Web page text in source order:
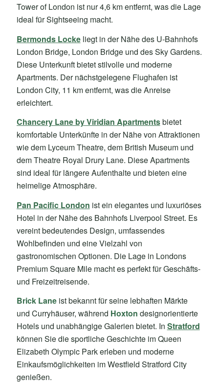
Tower of London ist nur 4,6 km entfernt, was die Lage
ideal für Sightseeing macht.
Bermonds Lockeliegt in der Nähe des U-Bahnhofs
London Bridge, London Bridge und des Sky Gardens.
Diese Unterkunft bietet stilvolle und moderne
Apartments. Der nächstgelegene Flughafen ist
London City, 11 km entfernt, was die Anreise
erleichtert.
Chancery Lane by Viridian Apartmentsbietet
komfortable Unterkünfte in der Nähe von Attraktionen
wie dem Lyceum Theatre, dem British Museum und
dem Theatre Royal Drury Lane. Diese Apartments
sind ideal für längere Aufenthalte und bieten eine
heimelige Atmosphäre.
Pan Pacific London ist ein elegantes und luxuriöses
Hotel in der Nähe des Bahnhofs Liverpool Street. Es
vereint bedeutendes Design, umfassendes
Wohlbefinden und eine Vielzahl von
gastronomischen Optionen. Die Lage in Londons
Premium Square Mile macht es perfekt für Geschäfts-
und Freizeitreisende.
Brick Laneist bekannt für seine lebhaften Märkte
und Curryhäuser, während Hoxton designorientierte
Hotels und unabhängige Galerien bietet. In Stratford
können Sie die sportliche Geschichte im Queen
Elizabeth Olympic Park erleben und moderne
Einkaufsmöglichkeiten im Westfield Stratford City
genießen.